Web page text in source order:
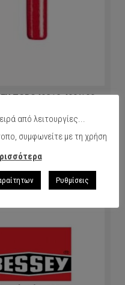
TGRC40S10 400/100
από λειτουργίες...
συμφωνείτε με τη χρήση
Ρυθμίσεις